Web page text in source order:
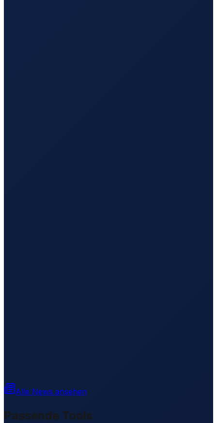
Alle News ansehen
Passende Tools